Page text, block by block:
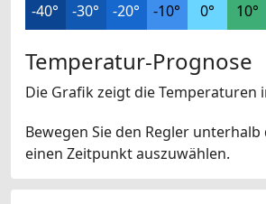
-40° -30° -20° -10° 0° 10°
Temperatur-Prognose
Die Grafik zeigt die Temperaturen
Bewegen Sie den Regler
einen Zeitpunkt auszuwählen.